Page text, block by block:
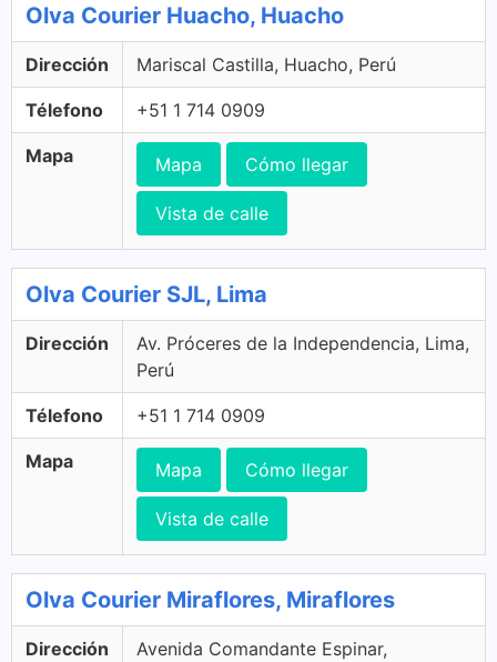
Olva Courier Huacho, Huacho
Dirección Mariscal Castilla, Huacho, Perú
Télefono +51 1 714 0909
Mapa Mapa Cómo llegar
Vista de calle
Olva Courier SJL, Lima
Dirección
Av. Próceres de la Independencia, Lima,
Perú
Télefono +51 1 714 0909
Mapa Mapa Cómo llegar
Vista de calle
Olva Courier Miraflores, Miraflores
Dirección
Avenida Comandante Espinar,